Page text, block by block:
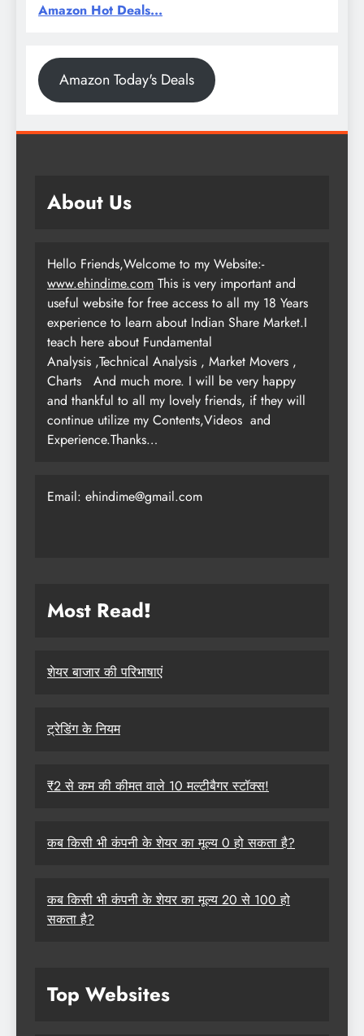
Amazon Hot Deals...
Amazon Today's Deals
About Us
Hello Friends,Welcome to my Website:-
www.ehindime.com This is very important and
useful website for free access to all my 18 Years
experience to learn about Indian Share Market.I
teach here about Fundamental
Analysis ,Technical Analysis , Market Movers ,
Charts
And much more. I will be very happy
and thankful to all my lovely friends, if they will
continue utilize my Contents,Videos and
Experience.Thanks…
Email: ehindime@gmail.com
Most Read!
शेयर बाजार की परिभाषाएं
ट्रेडिंग के नियम
₹2 से कम की कीमत वाले 10 मल्टीबैगर स्टॉक्स!
कब किसी भी कंपनी के शेयर का मूल्य 0 हो सकता है?
कब किसी भी कंपनी के शेयर का मूल्य 20 से 100 हो
सकता है?
Top Websites